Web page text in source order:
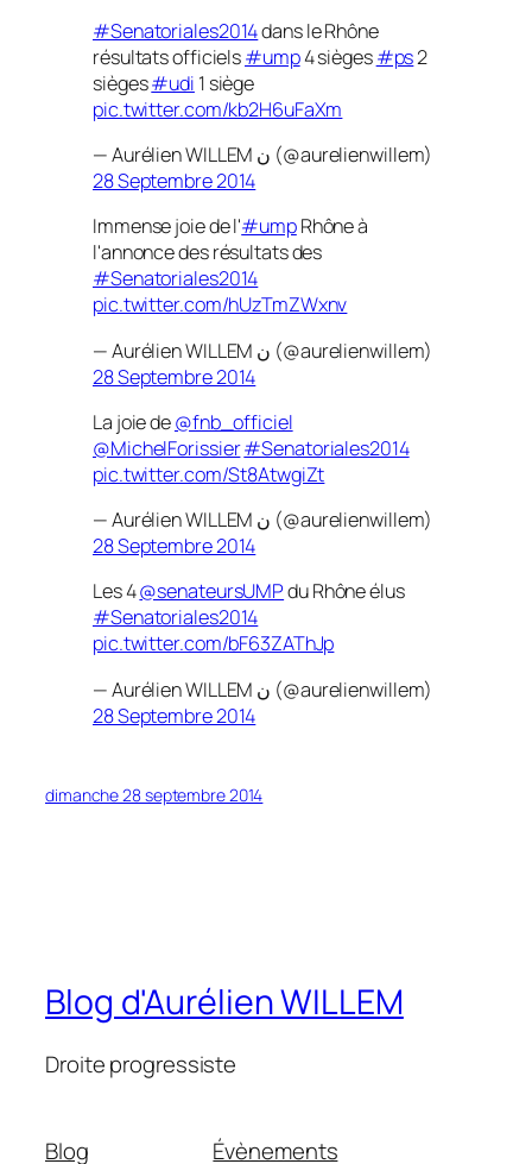
#Senatoriales2014dans le Rhône
résultats officiels#ump4 sièges#ps2
sièges#udi 1 siège
pic.twitter.com/kb2H6uFaXm
— Aurélien WILLEM ن (@aurelienwillem)
28 Septembre 2014
Immense joie de l'#umpRhône à
l'annonce des résultats des
#Senatoriales2014
pic.twitter.com/hUzTmZWxnv
— Aurélien WILLEM ن (@aurelienwillem)
28 Septembre 2014
La joie de@fnb_officiel
@MichelForissier#Senatoriales2014
pic.twitter.com/St8AtwgiZt
— Aurélien WILLEM ن (@aurelienwillem)
28 Septembre 2014
Les 4@senateursUMPdu Rhône élus
#Senatoriales2014
pic.twitter.com/bF63ZAThJp
— Aurélien WILLEM ن (@aurelienwillem)
28 Septembre 2014
dimanche 28 septembre 2014
Blog d'Aurélien WILLEM
Droite progressiste
Blog Évènements